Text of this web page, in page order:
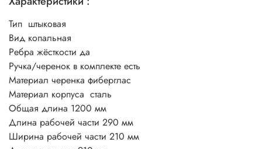
Тип штыковая
Вид копальная
Ребра жёсткости да
Ручка/черенок в комплекте есть
Материал черенка фиберглас
Материал корпуса сталь
Общая длина 1200 мм
Длина рабочей части 290 мм
Ширина рабочей части 210 мм